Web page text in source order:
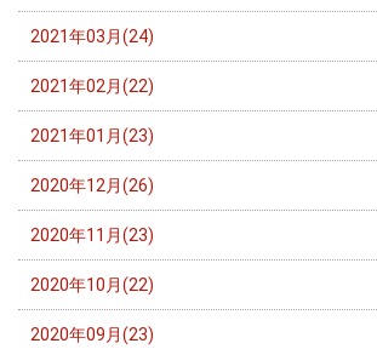
2021年03月(24)
2021年02月(22)
2021年01月(23)
2020年12月(26)
2020年11月(23)
2020年10月(22)
2020年09月(23)